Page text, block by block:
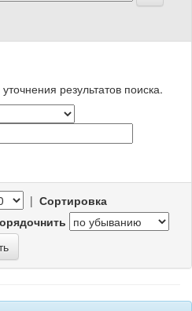
результатов поиска.
| Сортировка